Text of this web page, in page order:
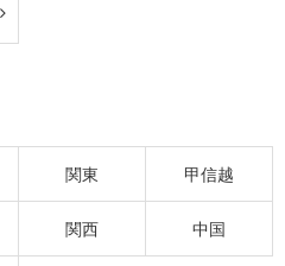
関東 甲信越
関西 中国